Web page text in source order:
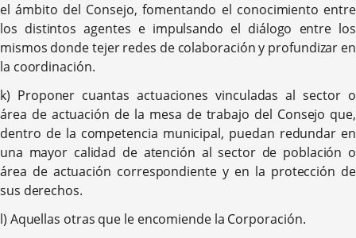
el ámbito del Consejo, fomentando el conocimiento entre
los distintos agentes e impulsando el diálogo entre los
mismos donde tejer redes de colaboración y profundizar en
la coordinación.
k) Proponer cuantas actuaciones vinculadas al sector o
área de actuación de la mesa de trabajo del Consejo que,
dentro de la competencia municipal, puedan redundar en
una mayor calidad de atención al sector de población o
área de actuación correspondiente y en la protección de
sus derechos.
l) Aquellas otras que le encomiende la Corporación.